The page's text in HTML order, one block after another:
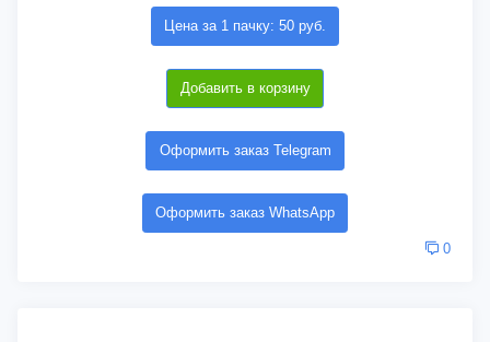
Цена за 1 пачку: 50 руб.
Добавить в корзину
Оформить заказ Telegram
Оформить заказ WhatsApp
0